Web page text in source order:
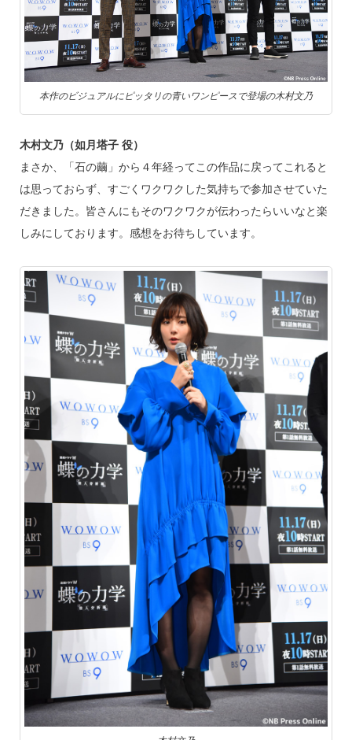
本作のビジュアルにピッタリの青いワンピースで登場の木村文乃
木村文乃（如月塔子 役）
まさか、「石の繭」から４年経ってこの作品に戻ってこれると
は思っておらず、すごくワクワクした気持ちで参加させていた
だきました。皆さんにもそのワクワクが伝わったらいいなと楽
しみにしております。感想をお待ちしています。